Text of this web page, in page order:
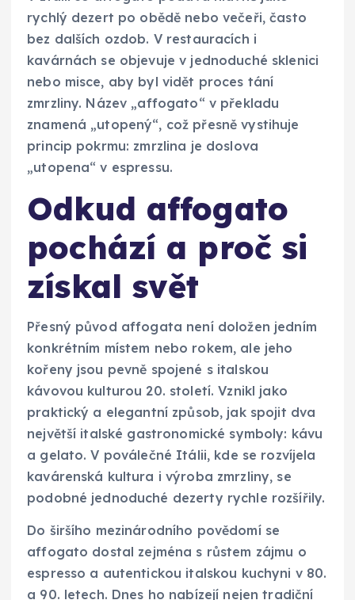
rychlý dezert po obědě nebo večeři, často
bez dalších ozdob. V restauracích i
kavárnách se objevuje v jednoduché sklenici
nebo misce, aby byl vidět proces tání
zmrzliny. Název „affogato“ v překladu
znamená „utopený“, což přesně vystihuje
princip pokrmu: zmrzlina je doslova
„utopena“ v espressu.
Odkud affogato
pochází a proč si
získal svět
Přesný původ affogata není doložen jedním
konkrétním místem nebo rokem, ale jeho
kořeny jsou pevně spojené s italskou
kávovou kulturou 20. století. Vznikl jako
praktický a elegantní způsob, jak spojit dva
největší italské gastronomické symboly: kávu
a gelato. V poválečné Itálii, kde se rozvíjela
kavárenská kultura i výroba zmrzliny, se
podobné jednoduché dezerty rychle rozšířily.
Do širšího mezinárodního povědomí se
affogato dostal zejména s růstem zájmu o
espresso a autentickou italskou kuchyni v 80.
a 90. letech. Dnes ho nabízejí nejen tradiční